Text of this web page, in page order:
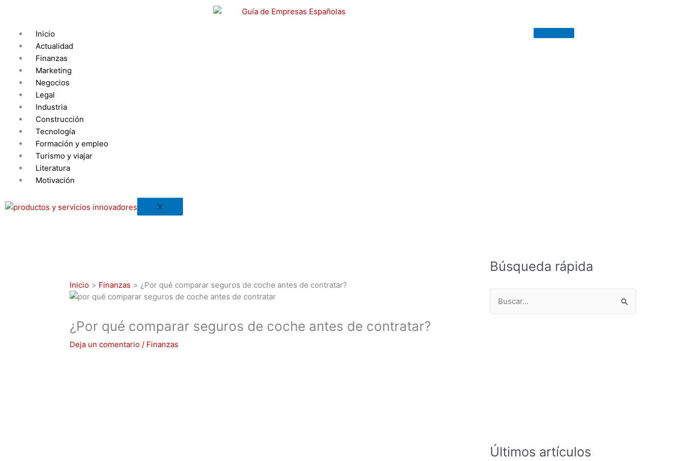
Inicio
Actualidad
Finanzas
Marketing
Negocios
Legal
Industria
Construcción
Tecnología
Formación y empleo
Turismo y viajar
Literatura
Motivación
X
Inicio Finanzas ¿Por qué comparar seguros de coche antes de contratar?
¿Por qué comparar seguros de coche antes de contratar?
Deja un comentario / Finanzas
Búsqueda rápida
Últimos artículos